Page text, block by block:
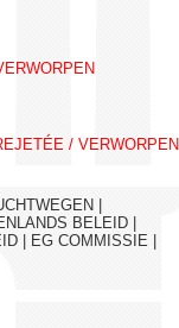
/ VERWORPEN
|
BELEID |
| EG COMMISSIE |